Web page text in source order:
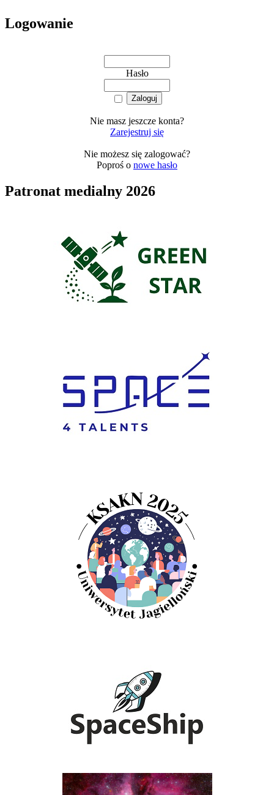
Logowanie
Hasło
Nie masz jeszcze konta?
Zarejestruj się
Nie możesz się zalogować?
Poproś o nowe hasło
Patronat medialny 2026